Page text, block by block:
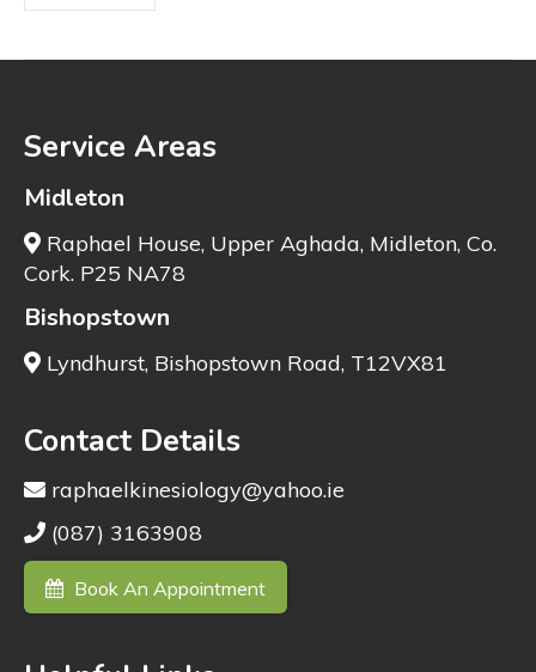
Service Areas
Midleton
Raphael House, Upper Aghada, Midleton, Co.
Cork. P25 NA78
Bishopstown
Lyndhurst, Bishopstown Road, T12VX81
Contact Details
raphaelkinesiology@yahoo.ie
(087) 3163908
Book An Appointment